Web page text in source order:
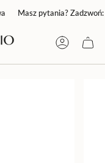
Masz pytania?
Konto